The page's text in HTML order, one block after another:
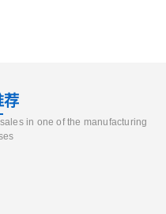
荐
in one of the manufacturing